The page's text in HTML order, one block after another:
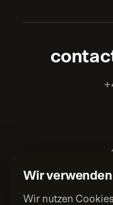
Wir
Wir nutzen